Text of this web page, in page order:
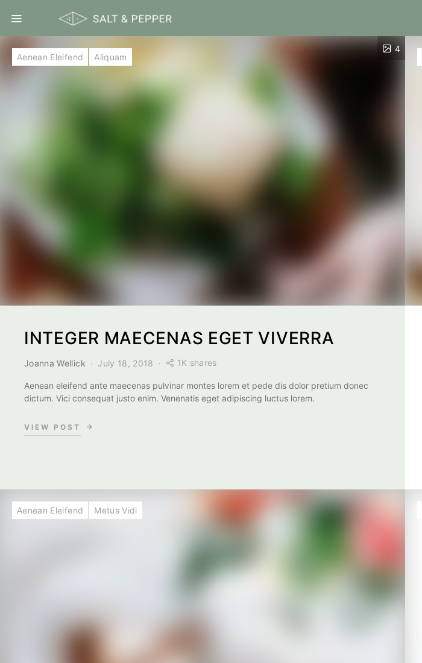
Aenean Eleifend Aliquam
4
INTEGER MAECENAS EGET VIVERRA
Joanna Wellick July 18, 2018 1K shares
Aenean eleifend ante maecenas pulvinar montes lorem et pede dis dolor pretium donec
dictum. Vici consequat justo enim. Venenatis eget adipiscing luctus lorem.
VIEW POST
Aenean Eleifend Metus Vidi